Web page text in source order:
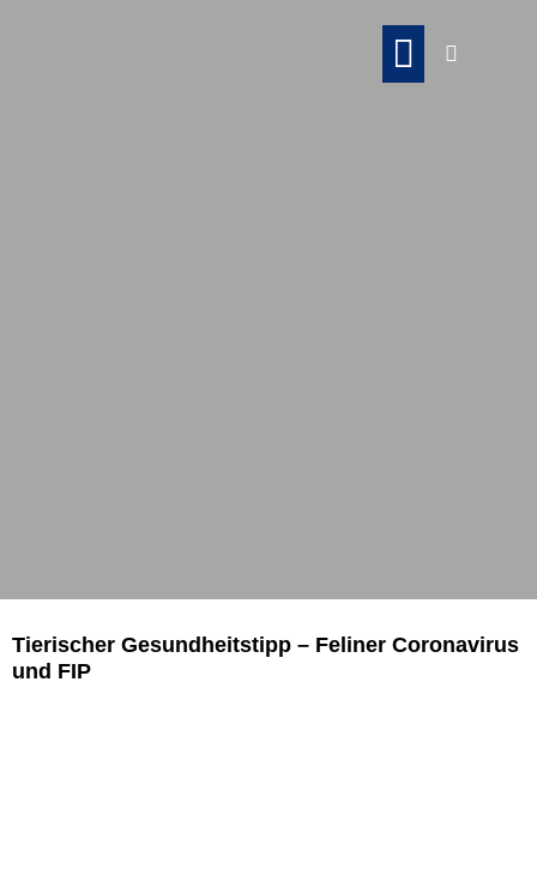
Tierischer Gesundheitstipp – Feliner Coronavirus
und FIP